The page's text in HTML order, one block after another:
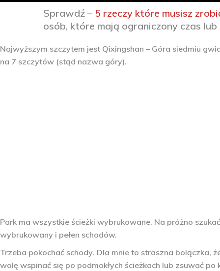
Sprawdź – 5 rzeczy które musisz
osób, które mają ograniczony czas
Najwyższym szczytem jest Qixingshan – Góra siedmiu
na 7 szczytów (stąd nazwa góry).
Park ma wszystkie ścieżki wybrukowane. Na próżno
wybrukowany i pełen schodów.
Trzeba pokochać schody. Dla mnie to straszna bolączka,
wolę wspinać się po podmokłych ścieżkach lub zsuwać